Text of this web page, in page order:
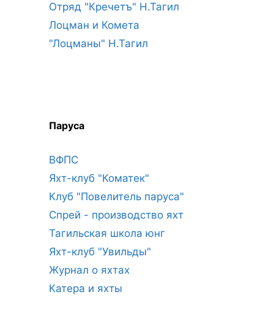
Отряд "Кречетъ" Н.Тагил
Лоцман и Комета
"Лоцманы" Н.Тагил
Паруса
ВФПС
Яхт-клуб "Коматек"
Клуб "Повелитель паруса"
Спрей - производство яхт
Тагильская школа юнг
Яхт-клуб "Увильды"
Журнал о яхтах
Катера и яхты